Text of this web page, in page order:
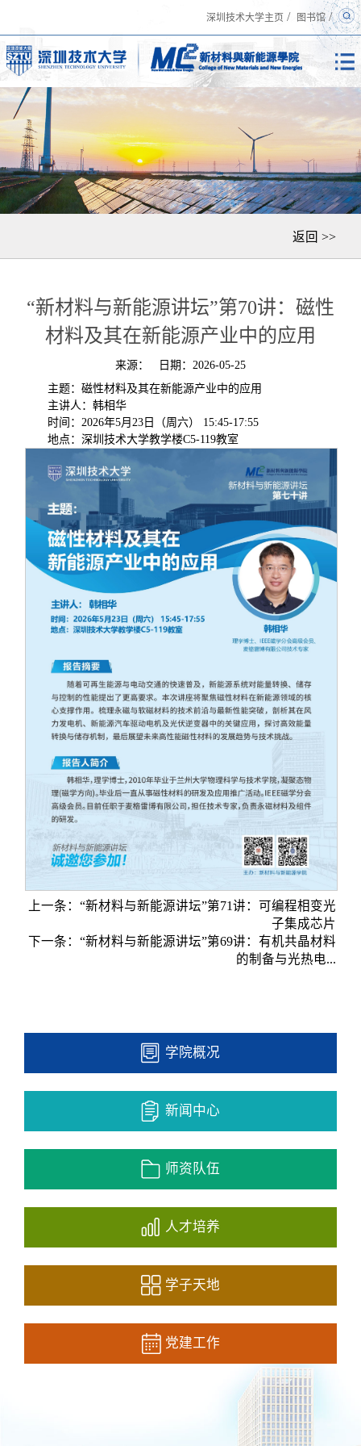
深圳技术大学主页 / 图书馆 /
返回 >>
“新材料与新能源讲坛”第70讲：磁性
材料及其在新能源产业中的应用
来源：
日期：2026-05-25
主题：磁性材料及其在新能源产业中的应用
主讲人：韩相华
时间：2026年5月23日（周六） 15:45-17:55
地点：深圳技术大学教学楼C5-119教室
上一条： “新材料与新能源讲坛”第71讲：可编程相变光
子集成芯片
下一条： “新材料与新能源讲坛”第69讲：有机共晶材料
的制备与光热电...
学院概况
新闻中心
师资队伍
人才培养
学子天地
党建工作